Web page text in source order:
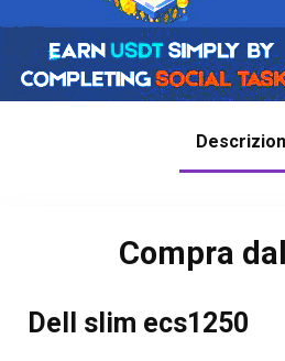
Compra
Dell slim ecs1250